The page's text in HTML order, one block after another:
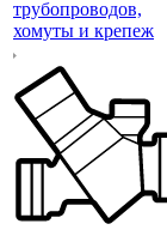
трубопроводов,
хомуты и крепеж